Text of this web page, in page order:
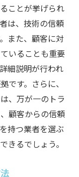
徴
容
項目
び方
選び方
法
イント
ことが挙げられ
は、技術の信頼
また、顧客に対
いることも重要
細説明が行われ
です。さらに、
、万が一のトラ
顧客からの信頼
持つ業者を選ぶ
きるでしょう。